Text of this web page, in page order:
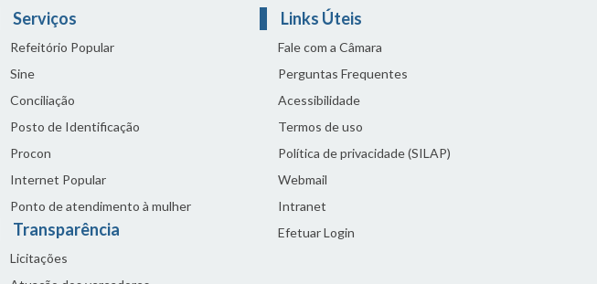
Serviços
Refeitório Popular
Sine
Conciliação
Posto de Identificação
Procon
Internet Popular
Ponto de atendimento à mulher
Transparência
Licitações
Links Úteis
Fale com a Câmara
Perguntas Frequentes
Acessibilidade
Termos de uso
Política de privacidade (SILAP)
Webmail
Intranet
Efetuar Login